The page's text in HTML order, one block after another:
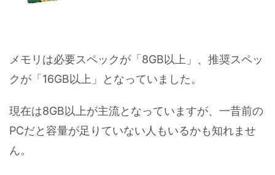
メモリは必要スペックが「8GB以上」、推奨スペッ
クが「16GB以上」となっていました。
現在は8GB以上が主流となっていますが、一昔前の
PCだと容量が足りていない人もいるかも知れませ
ん。